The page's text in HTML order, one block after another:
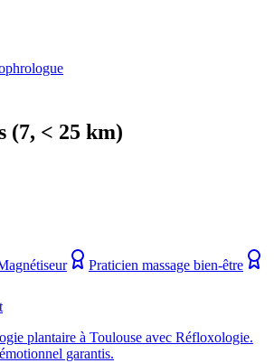
(7, < 25 km)
Praticien massage bien-être
plantaire à Toulouse avec Réfloxologie.
garantis.